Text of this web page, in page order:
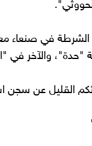
الشرطة في صنعاء
والآخر في
القليل عن سجن